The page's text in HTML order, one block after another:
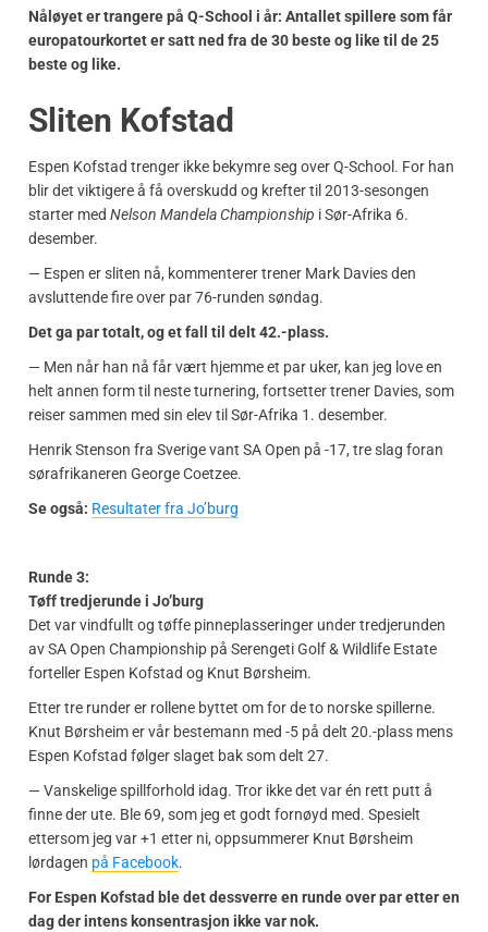
Nåløyet er trangere på Q-School i år: Antallet spillere som får
europatourkortet er satt ned fra de 30 beste og like til de 25
beste og like.
Sliten Kofstad
Espen Kofstad trenger ikke bekymre seg over Q-School. For han
blir det viktigere å få overskudd og krefter til 2013-sesongen
starter med Nelson Mandela Championship i Sør-Afrika 6.
desember.
— Espen er sliten nå, kommenterer trener Mark Davies den
avsluttende fire over par 76-runden søndag.
Det ga par totalt, og et fall til delt 42.-plass.
— Men når han nå får vært hjemme et par uker, kan jeg love en
helt annen form til neste turnering, fortsetter trener Davies, som
reiser sammen med sin elev til Sør-Afrika 1. desember.
Henrik Stenson fra Sverige vant SA Open på -17, tre slag foran
sørafrikaneren George Coetzee.
Se også: Resultater fra Jo’burg
Runde 3:
Tøff tredjerunde i Jo’burg
Det var vindfullt og tøffe pinneplasseringer under tredjerunden
av SA Open Championship på Serengeti Golf & Wildlife Estate
forteller Espen Kofstad og Knut Børsheim.
Etter tre runder er rollene byttet om for de to norske spillerne.
Knut Børsheim er vår bestemann med -5 på delt 20.-plass mens
Espen Kofstad følger slaget bak som delt 27.
— Vanskelige spillforhold idag. Tror ikke det var én rett putt å
finne der ute. Ble 69, som jeg et godt fornøyd med. Spesielt
ettersom jeg var +1 etter ni, oppsummerer Knut Børsheim
lørdagen på Facebook.
For Espen Kofstad ble det dessverre en runde over par etter en
dag der intens konsentrasjon ikke var nok.